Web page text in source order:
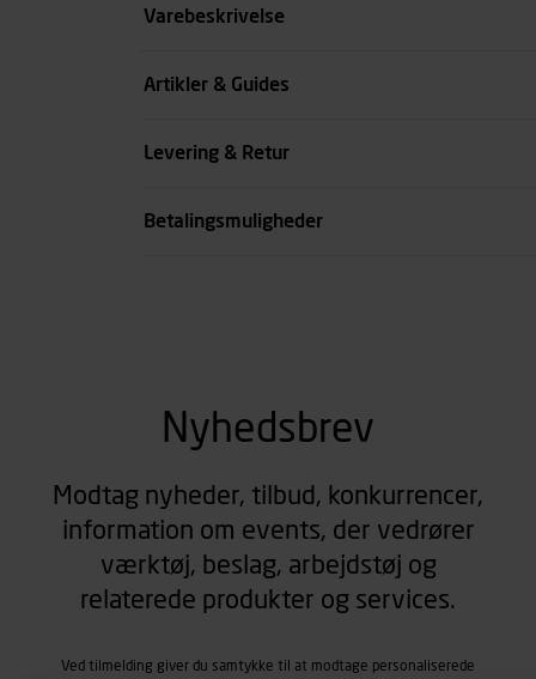
Størrelse
Varebeskrivelse
Artikler & Guides
Levering & Retur
Betalingsmuligheder
Nyhedsbrev
Modtag nyheder, tilbud, konkurrencer,
information om events, der vedrører
værktøj, beslag, arbejdstøj og
relaterede produkter og services.
Ved tilmelding giver du samtykke til at modtage personaliserede